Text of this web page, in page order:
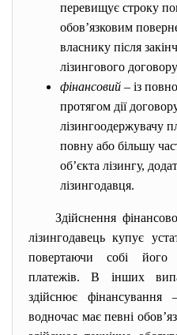
перевищує строку
обов’язковим
власнику після
лізингового
фінансовий – із
протягом дії
лізингоодержувачу
повну або більшу
об’єкта лізингу,
лізингодавця.
Здійснення
лізингодавець купує
повертаючи собі його
платежів. В інших
здійснює
водночас має певні